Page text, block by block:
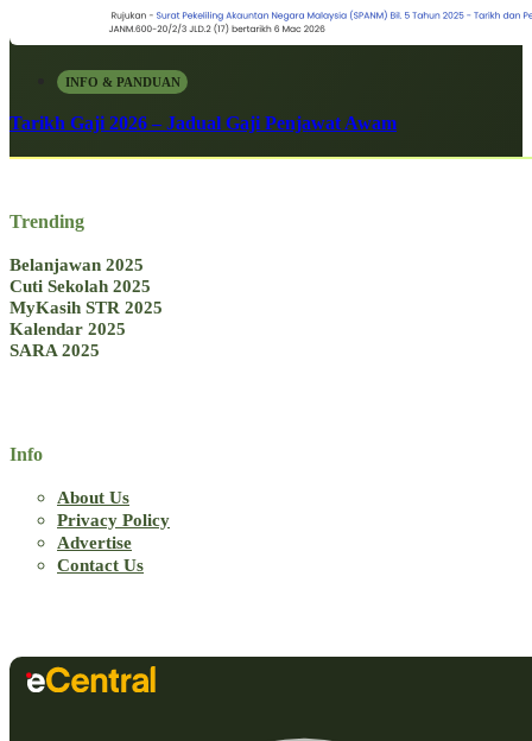
INFO & PANDUAN
Tarikh Gaji 2026 – Jadual Gaji Penjawat Awam
Trending
Belanjawan 2025
Cuti Sekolah 2025
MyKasih STR 2025
Kalendar 2025
SARA 2025
Info
About Us
Privacy Policy
Advertise
Contact Us